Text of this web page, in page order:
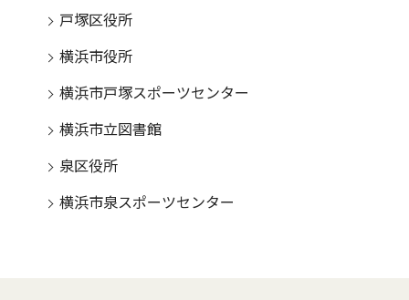
戸塚区役所
横浜市役所
横浜市戸塚スポーツセンター
横浜市立図書館
泉区役所
横浜市泉スポーツセンター